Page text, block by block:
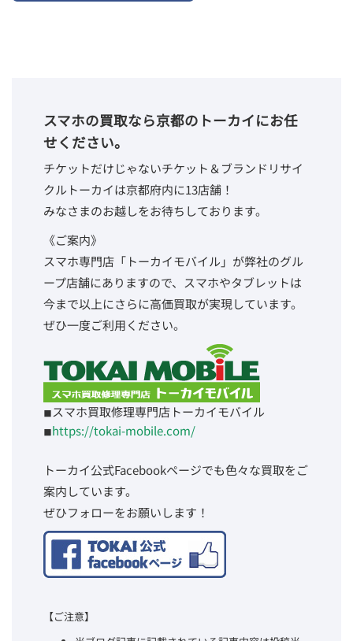
スマホの買取なら京都のトーカイにお任
せください。
チケットだけじゃないチケット＆ブランドリサイ
クルトーカイは京都府内に13店舗！
みなさまのお越しをお待ちしております。
《ご案内》
スマホ専門店「トーカイモバイル」が弊社のグル
ープ店舗にありますので、スマホやタブレットは
今まで以上にさらに高価買取が実現しています。
ぜひ一度ご利用ください。
◾︎スマホ買取修理専門店トーカイモバイル
◾︎https://tokai-mobile.com/
トーカイ公式Facebookページでも色々な買取をご
案内しています。
ぜひフォローをお願いします！
【ご注意】